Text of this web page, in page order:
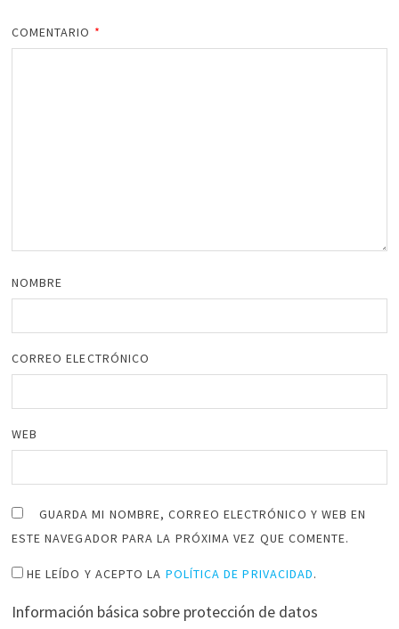
COMENTARIO *
NOMBRE
CORREO ELECTRÓNICO
WEB
GUARDA MI NOMBRE, CORREO ELECTRÓNICO Y WEB EN
ESTE NAVEGADOR PARA LA PRÓXIMA VEZ QUE COMENTE.
HE LEÍDO Y ACEPTO LA POLÍTICA DE PRIVACIDAD.
Información básica sobre protección de datos